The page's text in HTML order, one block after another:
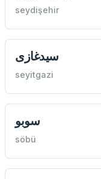
seydişehir
سيدغازی
seyitgazi
سوبو
söbü